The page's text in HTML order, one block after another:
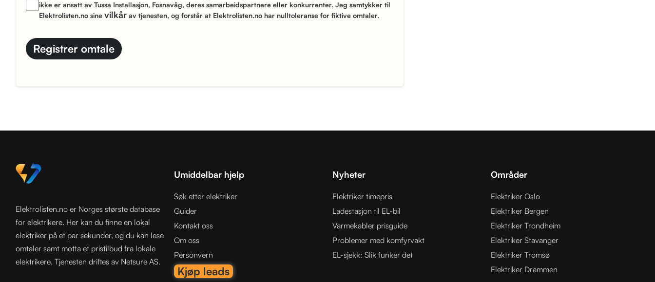
ikke er ansatt av Tussa Installasjon, Fosnavåg, deres samarbeidspartnere eller konkurrenter. Jeg samtykker til
Elektrolisten.no sinevilkår av tjenesten, og forstår at Elektrolisten.no har nulltoleranse for fiktive omtaler.
Elektrolisten.no er Norges største database
for elektrikere. Her kan du finne en lokal
elektriker på et par sekunder, og du kan lese
omtaler samt motta et pristilbud fra lokale
elektrikere. Tjenesten driftes av Netsure AS.
Umiddelbar hjelp
Søk etter elektriker
Guider
Kontakt oss
Om oss
Personvern
Kjøp leads
Nyheter
Elektriker timepris
Ladestasjon til EL-bil
Varmekabler prisguide
Problemer med komfyrvakt
EL-sjekk: Slik funker det
Områder
Elektriker Oslo
Elektriker Bergen
Elektriker Trondheim
Elektriker Stavanger
Elektriker Tromsø
Elektriker Drammen